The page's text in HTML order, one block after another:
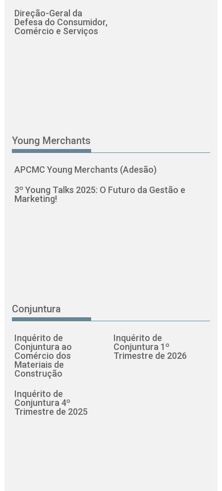
Direção-Geral da
Defesa do Consumidor,
Comércio e Serviços
Young Merchants
APCMC Young Merchants (Adesão)
3º Young Talks 2025: O Futuro da Gestão e
Marketing!
Conjuntura
Inquérito de
Conjuntura ao
Comércio dos
Materiais de
Construção
Inquérito de
Conjuntura 1º
Trimestre de 2026
Inquérito de
Conjuntura 4º
Trimestre de 2025